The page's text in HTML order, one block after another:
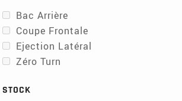
Bac Arrière
Coupe Frontale
Ejection Latéral
Zéro Turn
STOCK